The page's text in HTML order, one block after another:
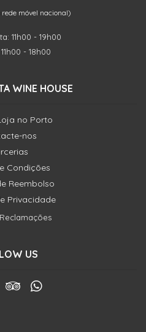
móvel nacional)
11h00 - 19h00
- 18h00
WINE HOUSE
no Porto
nos
Condições
Reembolso
Privacidade
US